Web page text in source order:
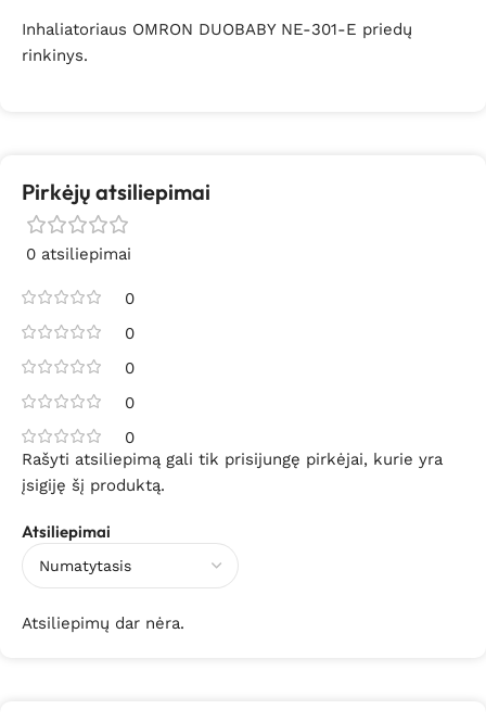
Inhaliatoriaus OMRON DUOBABY NE-301-E priedų
rinkinys.
Pirkėjų atsiliepimai
0 atsiliepimai
0
0
0
0
0
Atsiliepimai
Atsiliepimų dar nėra.
Rašyti atsiliepimą gali tik prisijungę pirkėjai, kurie yra
įsigiję šį produktą.